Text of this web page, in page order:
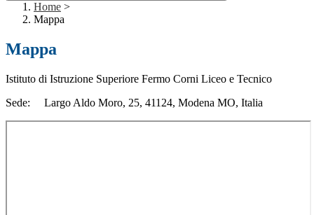
Home >
Mappa
Mappa
Istituto di Istruzione Superiore Fermo Corni Liceo e Tecnico
Sede: Largo Aldo Moro, 25, 41124, Modena MO, Italia